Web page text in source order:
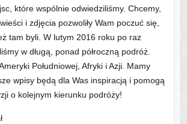
które wspólnie odwiedziliśmy. Chcemy,
i zdjęcia pozwoliły Wam poczuć się,
tam byli. W lutym 2016 roku po raz
w długą, ponad półroczną podróż.
Południowej, Afryki i Azji. Mamy
wpisy będą dla Was inspiracją i pomogą
o kolejnym kierunku podróży!